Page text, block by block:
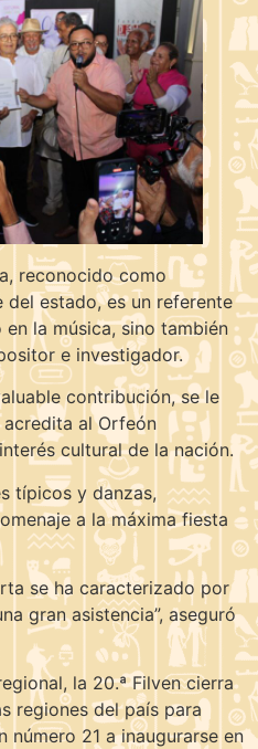
reconocido como
estado, es un referente
la música, sino también
e investigador.
contribución, se le
al Orfeón
cultural de la nación.
típicos y danzas,
a la máxima fiesta
se ha caracterizado por
gran asistencia”, aseguró
la 20.ª Filven cierra
regiones del país para
número 21 a inaugurarse en